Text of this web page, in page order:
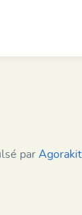
par